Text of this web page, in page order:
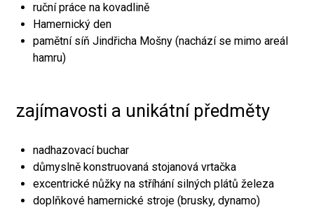
ruční práce na kovadlině
Hamernický den
pamětní síň Jindřicha Mošny (nachází se mimo areál
hamru)
zajímavosti a unikátní předměty
nadhazovací buchar
důmyslně konstruovaná stojanová vrtačka
excentrické nůžky na stříhání silných plátů železa
doplňkové hamernické stroje (brusky, dynamo)